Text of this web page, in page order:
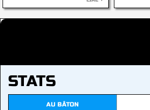
STATS
AU BÂTON